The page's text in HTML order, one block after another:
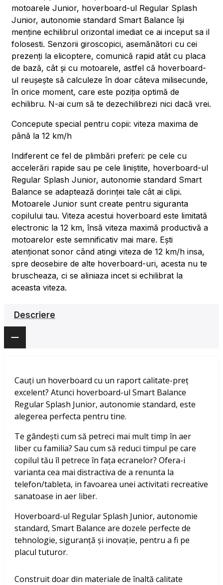
motoarele Junior, hoverboard-ul Regular Splash
Junior, autonomie standard Smart Balance își
menține echilibrul orizontal imediat ce ai inceput sa il
folosesti. Senzorii giroscopici, asemănători cu cei
prezenți la elicoptere, comunică rapid atât cu placa
de bază, cât și cu motoarele, astfel că hoverboard-
ul reușește să calculeze în doar câteva milisecunde,
în orice moment, care este poziția optimă de
echilibru. N-ai cum să te dezechilibrezi nici dacă vrei.
Concepute special pentru copii: viteza maxima de
până la 12 km/h
Indiferent ce fel de plimbări preferi: pe cele cu
accelerări rapide sau pe cele liniștite, hoverboard-ul
Regular Splash Junior, autonomie standard Smart
Balance se adaptează dorinței tale cât ai clipi.
Motoarele Junior sunt create pentru siguranta
copilului tau. Viteza acestui hoverboard este limitată
electronic la 12 km, însă viteza maximă productivă a
motoarelor este semnificativ mai mare. Ești
atenționat sonor când atingi viteza de 12 km/h insa,
spre deosebire de alte hoverboard-uri, acesta nu te
bruscheaza, ci se aliniaza incet si echilibrat la
aceasta viteza.
Descriere
Cauți un hoverboard cu un raport calitate-preț
excelent? Atunci hoverboard-ul Smart Balance
Regular Splash Junior, autonomie standard, este
alegerea perfecta pentru tine.
Te gândești cum să petreci mai mult timp în aer
liber cu familia? Sau cum să reduci timpul pe care
copilul tău îl petrece în fața ecranelor? Ofera-i
varianta cea mai distractiva de a renunta la
telefon/tableta, in favoarea unei activitati recreative
sanatoase in aer liber.
Hoverboard-ul Regular Splash Junior, autonomie
standard, Smart Balance are dozele perfecte de
tehnologie, siguranță și inovație, pentru a fi pe
placul tuturor.
Construit doar din materiale de înaltă calitate